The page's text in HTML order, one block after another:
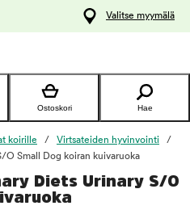
Valitse myymälä
Ostoskori Hae
koirille
Virtsateiden hyvinvointi
O Small Dog koiran kuivaruoka
Diets Urinary S/O